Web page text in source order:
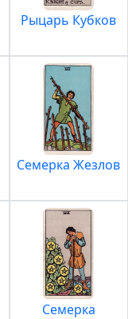
Рыцарь Кубков
Семерка Жезлов
Семерка